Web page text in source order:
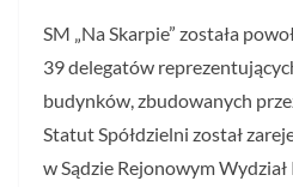
SM „Na Skarpie” została
39 delegatów
budynków, zbudowanych
Statut Spółdzielni został
w Sądzie Rejonowym